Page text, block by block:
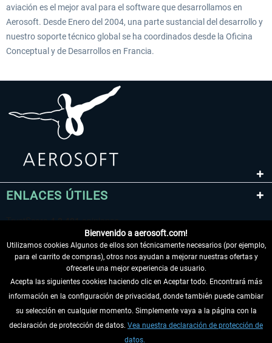
aviación es el mejor aval para el software que desarrollamos en
Aerosoft. Desde Enero del 2004, una parte sustancial del desarrollo y
nuestro soporte técnico global se ha coordinados desde la Oficina
Conceptual y de Desarrollos en Francia.
ENLACES ÚTILES
DESISTIR DEL CONTRATO
INFORMACIÓN
Bienvenido a aerosoft.com!
Utilizamos cookies Algunos de ellos son técnicamente necesarios (por ejemplo,
para el carrito de compras), otros nos ayudan a mejorar nuestras ofertas y
ofrecerle una mejor experiencia de usuario.
Acepta las siguientes cookies haciendo clic en Aceptar todo. Encontrará más
información en la configuración de privacidad, donde también puede cambiar
su selección en cualquier momento. Simplemente vaya a la página con la
declaración de protección de datos. Vea nuestra declaración de protección de
datos.